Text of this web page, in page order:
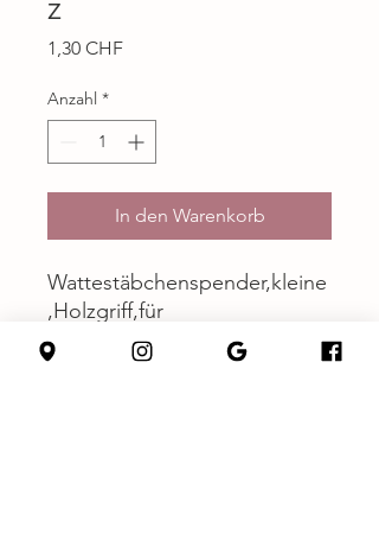
1,30 CHFPreis
Anzahl *
In den Warenkorb
Wattestäbchenspender,kleine
,Holzgriff,für
Tatto,Augenbrauen,Beauty,M
ake-up,Nägel